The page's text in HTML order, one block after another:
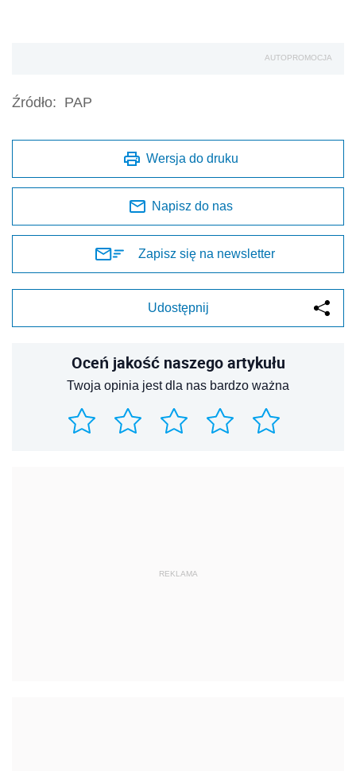
AUTOPROMOCJA
Źródło: PAP
Wersja do druku
Napisz do nas
Zapisz się na newsletter
Udostępnij
Oceń jakość naszego artykułu
Twoja opinia jest dla nas bardzo ważna
REKLAMA